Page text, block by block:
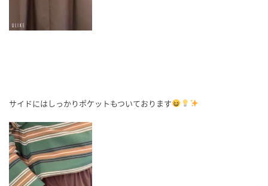
サイドにはしっかりポケットもついております